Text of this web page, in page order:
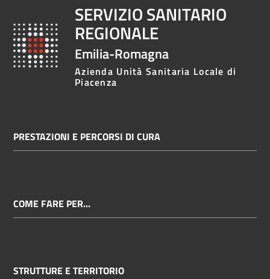
SERVIZIO SANITARIO
REGIONALE
Emilia-Romagna
Azienda Unità Sanitaria Locale di
Piacenza
PRESTAZIONI E PERCORSI DI CURA
COME FARE PER...
STRUTTURE E TERRITORIO